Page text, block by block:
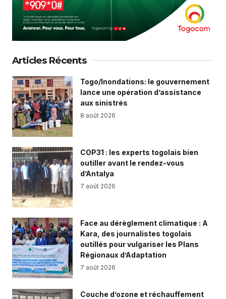
Articles Récents
Togo/Inondations: le gouvernement
lance une opération d’assistance
aux sinistrés
8 août 2026
COP31 : les experts togolais bien
outiller avant le rendez-vous
d’Antalya
7 août 2026
Face au dérèglement climatique : A
Kara, des journalistes togolais
outillés pour vulgariser les Plans
Régionaux d’Adaptation
7 août 2026
Couche d’ozone et réchauffement